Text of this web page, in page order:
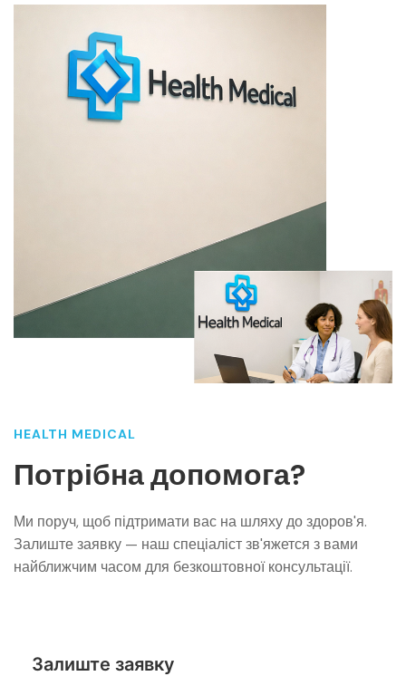
HEALTH MEDICAL
Потрібна допомога?
Ми поруч, щоб підтримати вас на шляху до здоров'я.
Залиште заявку — наш спеціаліст зв'яжется з вами
найближчим часом для безкоштовної консультації.
Залиште заявку